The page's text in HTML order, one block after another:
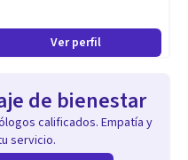
Ver perfil
de bienestar
calificados. Empatía y
servicio.